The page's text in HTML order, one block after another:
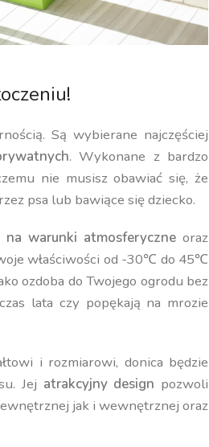
Są wybierane najczęściej
. Wykonane z bardzo
nie musisz obawiać się, że
psa lub bawiące się dziecko.
na warunki atmosferyczne oraz
właściwości od -30℃ do 45℃
ozdoba do Twojego ogrodu bez
lata czy popękają na mrozie
i rozmiarowi, donica będzie
Jej atrakcyjny design pozwoli
jak i wewnętrznej oraz